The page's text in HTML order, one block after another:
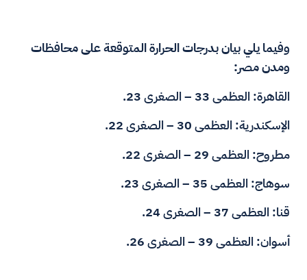
وفيما يلي بيان بدرجات الحرارة المتوقعة على محافظات
ومدن مصر:
القاهرة: العظمى 33 – الصغرى 23.
الإسكندرية: العظمى 30 – الصغرى 22.
مطروح: العظمى 29 – الصغرى 22.
سوهاج: العظمى 35 – الصغرى 23.
قنا: العظمى 37 – الصغرى 24.
أسوان: العظمى 39 – الصغرى 26.